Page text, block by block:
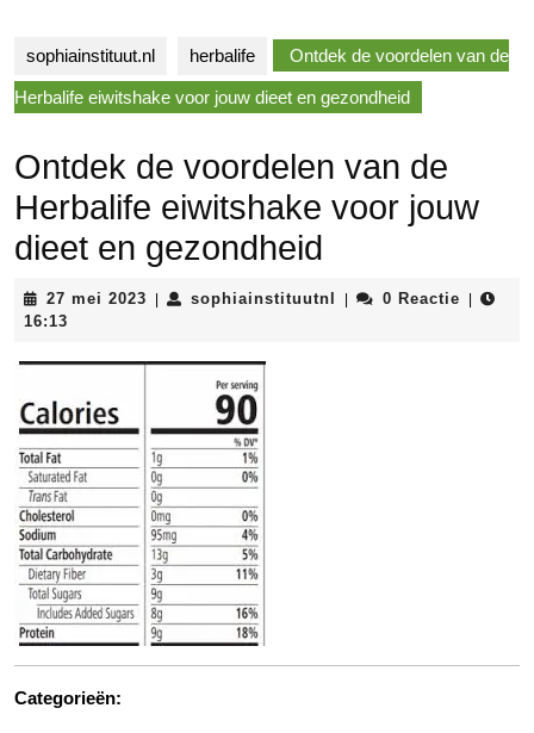
sophiainstituut.nl herbalife Ontdek de voordelen van de
Herbalife eiwitshake voor jouw dieet en gezondheid
Ontdek de voordelen van de
Herbalife eiwitshake voor jouw
dieet en gezondheid
27 mei 2023 27
sophiainstituutnl sophiainstituutnl
0 Reactie
16:13
Categorieën: